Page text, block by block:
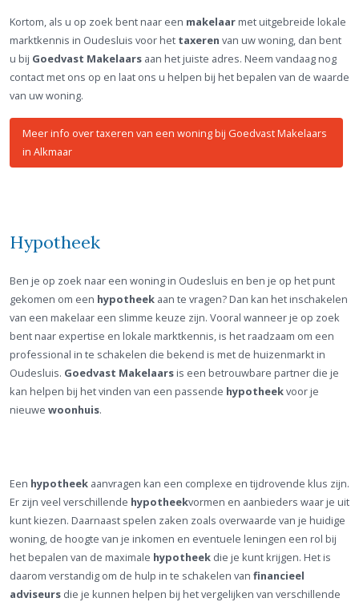
Kortom, als u op zoek bent naar een makelaar met uitgebreide lokale
marktkennis in Oudesluis voor het taxeren van uw woning, dan bent
u bij Goedvast Makelaars aan het juiste adres. Neem vandaag nog
contact met ons op en laat ons u helpen bij het bepalen van de waarde
van uw woning.
Meer info over taxeren van een woning bij Goedvast Makelaars
in Alkmaar
Hypotheek
Ben je op zoek naar een woning in Oudesluis en ben je op het punt
gekomen om een hypotheek aan te vragen? Dan kan het inschakelen
van een makelaar een slimme keuze zijn. Vooral wanneer je op zoek
bent naar expertise en lokale marktkennis, is het raadzaam om een
professional in te schakelen die bekend is met de huizenmarkt in
Oudesluis. Goedvast Makelaars is een betrouwbare partner die je
kan helpen bij het vinden van een passende hypotheekvoor je
nieuwe woonhuis.
Een hypotheek aanvragen kan een complexe en tijdrovende klus zijn.
Er zijn veel verschillende hypotheekvormen en aanbieders waar je uit
kunt kiezen. Daarnaast spelen zaken zoals overwaarde van je huidige
woning, de hoogte van je inkomen en eventuele leningen een rol bij
het bepalen van de maximale hypotheek die je kunt krijgen. Het is
daarom verstandig om de hulp in te schakelen van financieel
adviseurs die je kunnen helpen bij het vergelijken van verschillende